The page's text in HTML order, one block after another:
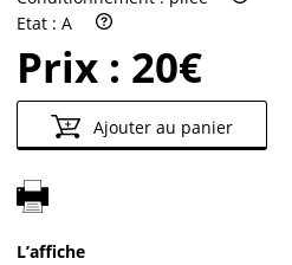
Etat : A
Prix : 20€
Ajouter au panier
L’affiche